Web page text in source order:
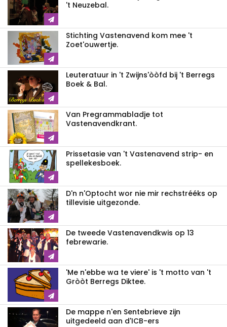
't Neuzebal.
Stichting Vastenavend kom mee 't
Zoet'ouwertje.
Leuteratuur in 't Zwijns'òòfd bij 't Berregs
Boek & Bal.
Van Pregrammabladje tot
Vastenavendkrant.
Prissetasie van 't Vastenavend strip- en
spellekesboek.
D'n n'Optocht wor nie mir rechstrééks op
tillevisie uitgezonde.
De tweede Vastenavendkwis op 13
febrewarie.
'Me n'ebbe wa te viere' is 't motto van 't
Gròòt Berregs Diktee.
De mappe n'en Sentebrieve zijn
uitgedeeld aan d'ICB-ers